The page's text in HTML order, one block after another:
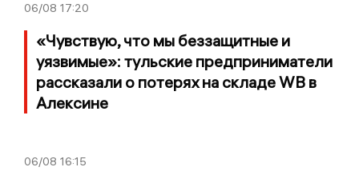
06/08 17:20
«Чувствую, что мы беззащитные и
уязвимые»: тульские предприниматели
рассказали о потерях на складе WB в
Алексине
06/08 16:15